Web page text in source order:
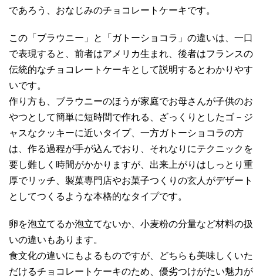
であろう、おなじみのチョコレートケーキです。
この「ブラウニー」と「ガトーショコラ」の違いは、一口
で表現すると、前者はアメリカ生まれ、後者はフランスの
伝統的なチョコレートケーキとして説明するとわかりやす
いです。
作り方も、ブラウニーのほうが家庭でお母さんが子供のお
やつとして簡単に短時間で作れる、ざっくりとしたゴ－ジ
ャスなクッキーに近いタイプ、一方ガトーショコラの方
は、作る過程が手が込んでおり、それなりにテクニックを
要し難しく時間がかかりますが、出来上がりはしっとり重
厚でリッチ、製菓専門店やお菓子つくりの玄人がデザート
としてつくるような本格的なタイプです。
卵を泡立てるか泡立てないか、小麦粉の分量など材料の扱
いの違いもあります。
食文化の違いにもよるものですが、どちらも美味しくいた
だけるチョコレートケーキのため、優劣つけがたい魅力が